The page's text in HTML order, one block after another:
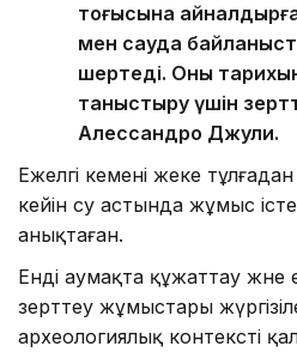
тоғысына
мен сауда
шертеді. Оның
таныстыру үшін
Алессандро Джули.
Ежелгі кемені жеке
кейін су астында жұмыс
анықтаған.
Енді аумақта құжаттау және
зерттеу жұмыстары
археологиялық контексті